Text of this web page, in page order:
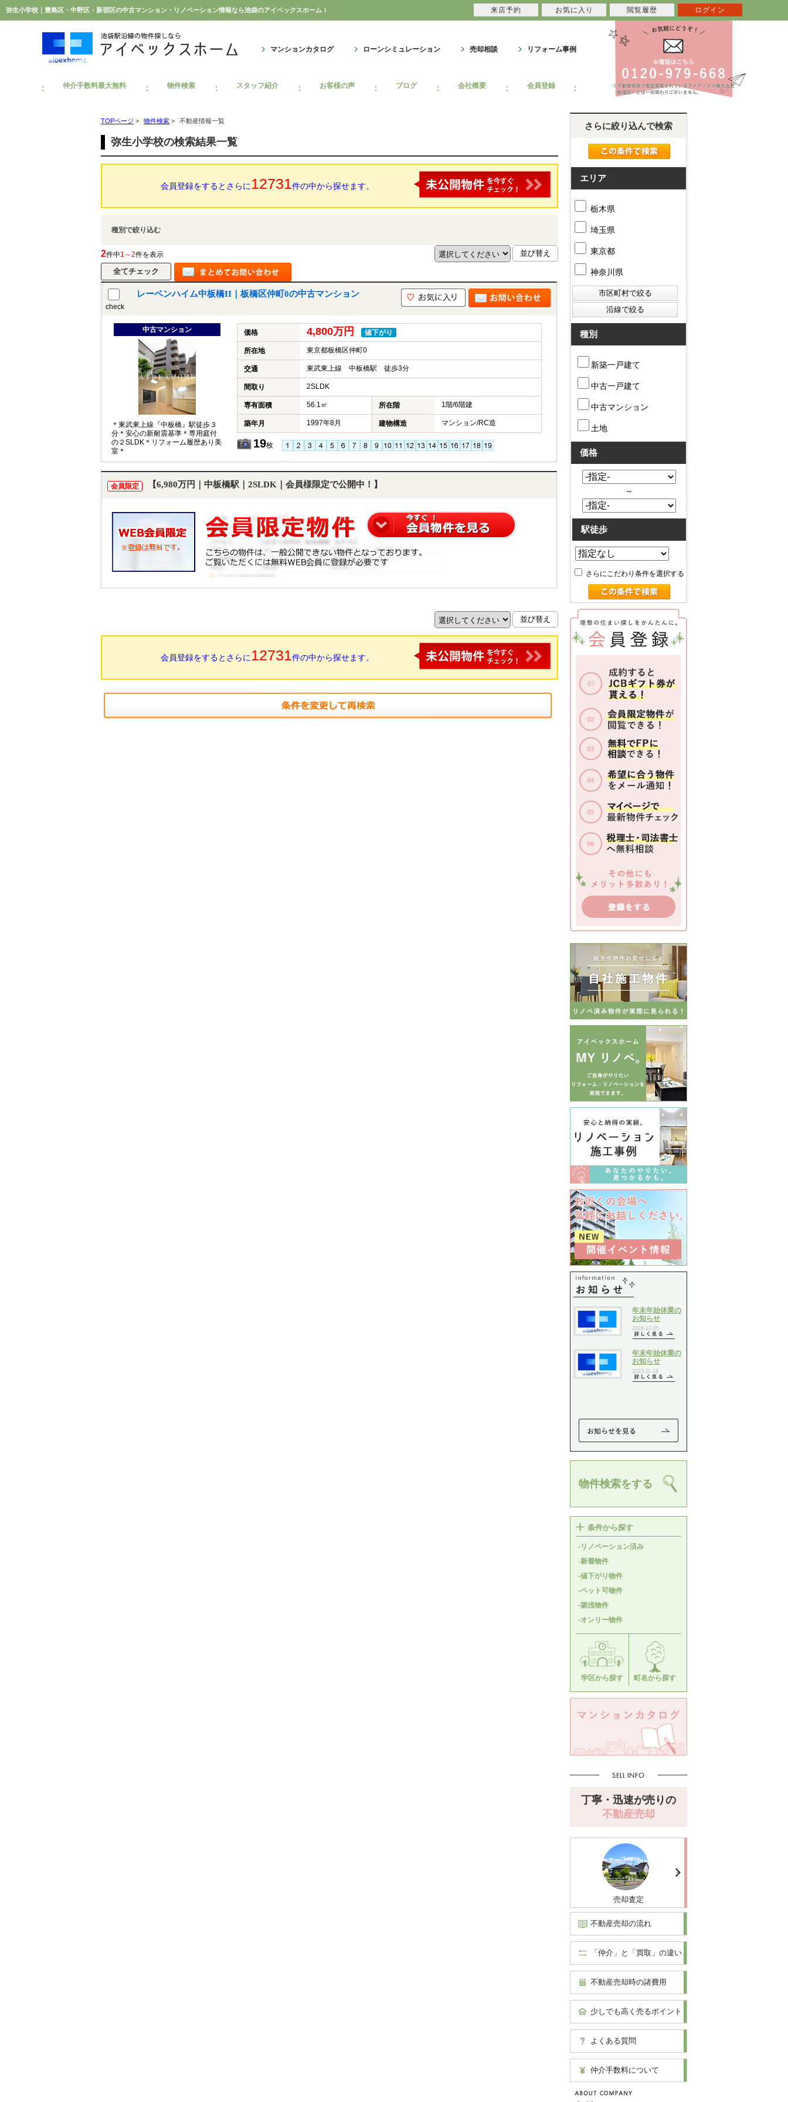
弥生小学校｜豊島区・中野区・新宿区の中古マンション・リノベーション情報なら池袋のアイベックスホーム！
マンションカタログ ローンシミュレーション 売却相談 リフォーム事例
仲介手数料最大無料 物件検索 スタッフ紹介 お客様の声 ブログ 会社概要 会員登録
TOPページ > 物件検索 > 不動産情報一覧
弥生小学校の検索結果一覧
会員登録をするとさらに 12731件の中から探せます。
種別で絞り込む
2件中1～2件を表示
check
レーベンハイム中板橋II｜板橋区仲町0の中古マンション
中古マンション
＊東武東上線『中板橋』駅徒歩３
分＊安心の新耐震基準＊専用庭付
の２SLDK＊リフォーム履歴あり美
室＊
価格 4,800万円 値下がり
所在地 東京都板橋区仲町0
交通 東武東上線 中板橋駅 徒歩3分
間取り 2SLDK
専有面積 56.1㎡ 所在階 1階/6階建
築年月 1997年8月 建物構造 マンション/RC造
19枚
会員限定 【6,980万円｜中板橋駅｜2SLDK｜会員様限定で公開中！】
会員登録をするとさらに 12731件の中から探せます。
さらに絞り込んで検索
エリア
栃木県
埼玉県
東京都
神奈川県
種別
新築一戸建て
中古一戸建て
中古マンション
土地
価格
～
駅徒歩
さらにこだわり条件を選択する
物件検索をする
条件から探す
-リノベーション済み
-新着物件
-値下がり物件
-ペット可物件
-築浅物件
-オンリー物件
学区から探す 町名から探す
丁寧・迅速が売りの
不動産売却
売却査定
不動産売却の流れ
「仲介」と「買取」の違い
不動産売却時の諸費用
少しでも高く売るポイント
よくある質問
仲介手数料について
来店予約 お気に入り 閲覧履歴 ログイン